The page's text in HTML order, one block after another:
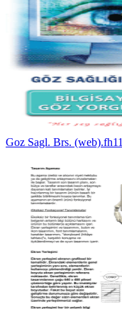
Goz Sagl. Brs. (web).fh11